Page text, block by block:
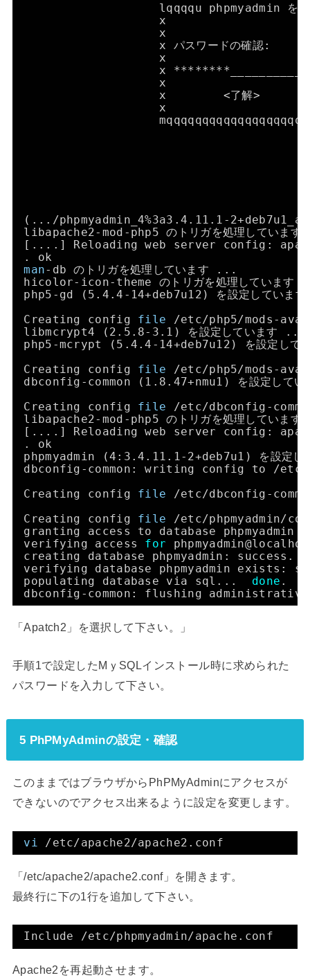
lqqqqu phpmyadmin を
x
x
x パスワードの確認:
x
x
x
x        <了解>
x
(... /phpmyadmin_4%3a3.4.11.1-
libapache2-mod-php5 のトリガを処理していま
[....] Reloading web server config:
. ok
man-db のトリガを処理しています ...
hicolor-icon-theme のトリガを処理していま
php5-gd (5.4.4-14+deb7u12) を設定していま
Creating config file
/etc/php5/mods-
libmcrypt4 (2.5.8-3.1) を設定しています ...
php5-mcrypt (5.4.4-14+deb7u12) を設定して
Creating config file
/etc/php5/mods-
dbconfig-common (1.8.47+nmu1) を設定して
Creating config file
/etc/dbconfig-
libapache2-mod-php5 のトリガを処理していま
[....] Reloading web server config:
. ok
phpmyadmin (4:3.4.11.1-2+deb7u1) を設定
dbconfig-common: writing config to /etc/
Creating config file
/etc/dbconfig-
Creating config file
/etc/phpmyadmin/
granting access to database phpmyadmin
verifying access for
creating database phpmyadmin: success.
verifying database phpmyadmin exists:
populating database via sql... done .
dbconfig-common: flushing administrative
「Apatch2」を選択して下さい。」
手順1で設定したMｙSQLインストール時に求められた
パスワードを入力して下さい。
5 PhPMyAdminの設定・確認
このままではブラウザからPhPMyAdminにアクセスが
できないのでアクセス出来るように設定を変更します。
vi /etc/apache2/apache2 .conf
「/etc/apache2/apache2.conf」を開きます。
最終行に下の1行を追加して下さい。
Include /etc/phpmyadmin/apache .conf
Apache2を再起動させます。